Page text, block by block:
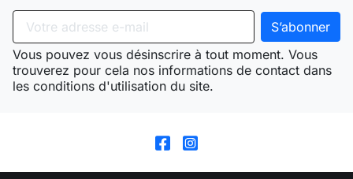
Vous pouvez vous désinscrire à tout moment. Vous
trouverez pour cela nos informations de contact dans
les conditions d'utilisation du site.